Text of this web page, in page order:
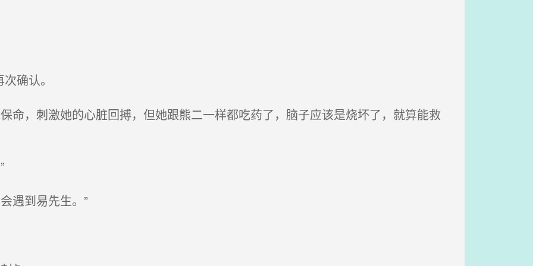
确认。
，刺激她的心脏回搏，但她跟熊二一样都吃药了，脑子应该是烧坏了，就算能救
遇到易先生。”